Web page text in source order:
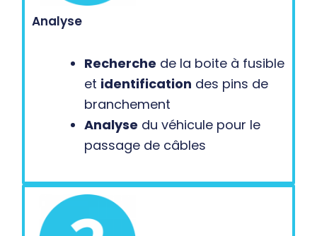
Analyse
Recherche de la boite à fusible
et identification des pins de
branchement
Analyse du véhicule pour le
passage de câbles